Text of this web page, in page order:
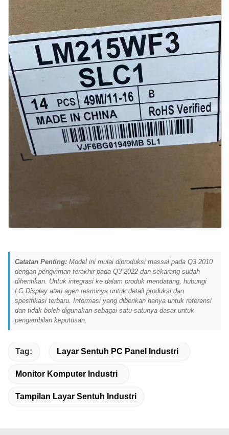
Catatan Penting: Model ini mulai diproduksi massal pada Q3 2010
dengan pengiriman terakhir pada Q3 2022 dan sekarang sudah
dihentikan. Untuk integrasi ke dalam produk mendatang, hubungi
LG Display atau agen resminya untuk detail produksi dan
spesifikasi terbaru. Informasi yang diberikan hanya untuk referensi
dan tidak boleh digunakan sebagai satu-satunya dasar untuk
pengambilan keputusan.
Tag: Layar Sentuh PC Panel Industri
Monitor Komputer Industri
Tampilan Layar Sentuh Industri